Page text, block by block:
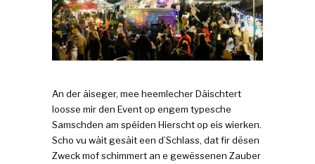
An der äiseger, mee heemlecher Däischtert
loosse mir den Event op engem typesche
Samschden am spéiden Hierscht op eis wierken.
Scho vu wäit gesäit een d’Schlass, dat fir dësen
Zweck mof schimmert an e gewëssenen Zauber